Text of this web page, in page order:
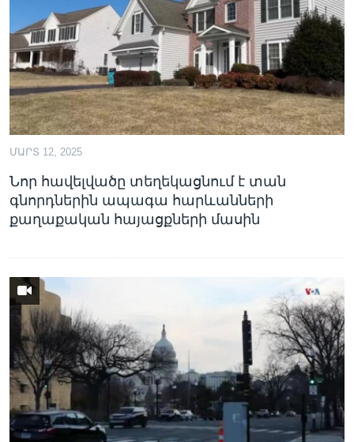
Լեզուներ
ՄԱՐՏ 12, 2025
Նոր հավելվածը տեղեկացնում է տան
գնորդներին ապագա հարևանների
քաղաքական հայացքների մասին